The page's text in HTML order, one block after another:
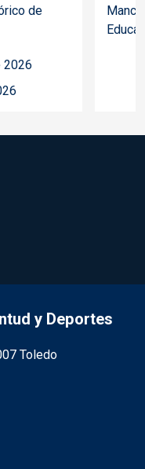
de
2026
y Deportes
Toledo